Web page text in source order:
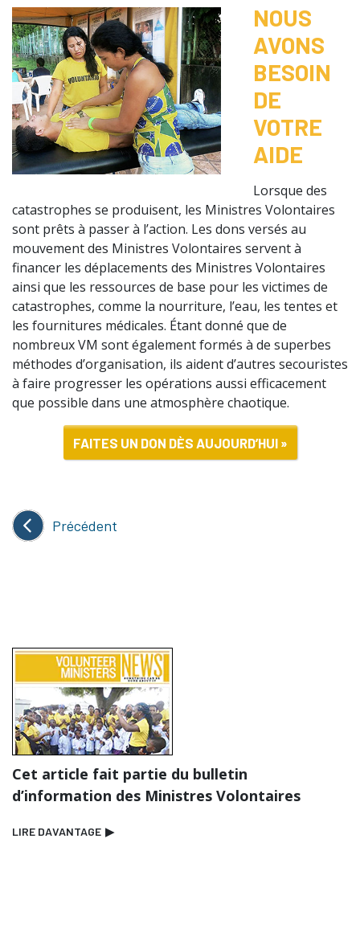
NOUS
AVONS
BESOIN
DE
VOTRE
AIDE
Lorsque des
catastrophes se produisent, les Ministres Volontaires
sont prêts à passer à l’action. Les dons versés au
mouvement des Ministres Volontaires servent à
financer les déplacements des Ministres Volontaires
ainsi que les ressources de base pour les victimes de
catastrophes, comme la nourriture, l’eau, les tentes et
les fournitures médicales. Étant donné que de
nombreux VM sont également formés à de superbes
méthodes d’organisation, ils aident d’autres secouristes
à faire progresser les opérations aussi efficacement
que possible dans une atmosphère chaotique.
FAITES UN DON DÈS AUJOURD’HUI »
Précédent
Cet article fait partie du bulletin
d’information des Ministres Volontaires
LIRE DAVANTAGE ▶